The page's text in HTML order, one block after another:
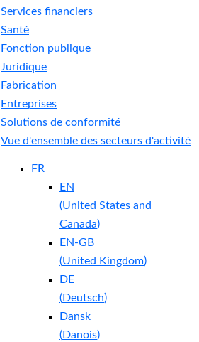
Services financiers
Santé
Fonction publique
Juridique
Fabrication
Entreprises
Solutions de conformité
Vue d'ensemble des secteurs d'activité
FR
EN
(United States and
Canada)
EN-GB
(United Kingdom)
DE
(Deutsch)
Dansk
(Danois)